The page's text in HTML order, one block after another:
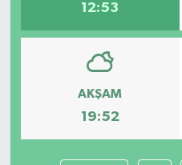
12:53
AKŞAM
19:52